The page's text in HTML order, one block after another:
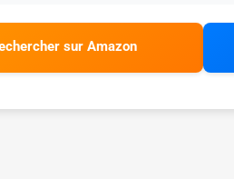
sur Amazon